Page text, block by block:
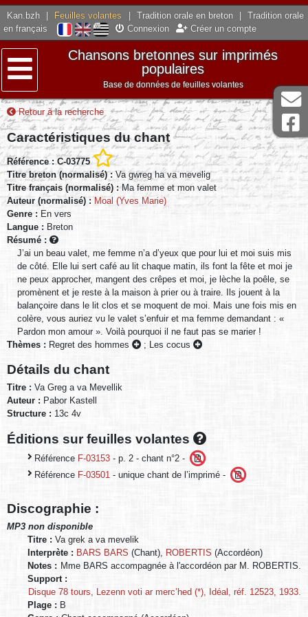
Kan.bzh Feuilles volantes Tradition orale en breton
Tradition orale
en français
Connexion Créer un compte
Menu
Chansons bretonnes sur imprimés
populaires
Base de données de feuilles volantes
Retour à la recherche
Caractéristiques du chant
Référence : C-03775
Titre breton (normalisé) :Va gwreg ha va mevelig
Titre français (normalisé) :Ma femme et mon valet
Auteur (normalisé) : Moal (Yves Marie)
Genre : En vers
Langue : Breton
Résumé :
J’ai un beau valet, me femme n’a d’yeux que pour lui et moi suis mis
de côté. Elle lui sert café au lit chaque matin, ils font la fête et moi je
ne peux approcher, mangent des crêpes et moi, je lèche la poêle, se
promènent et je reste à la maison à prier ou à traire. Ils jouent à la
balançoire dans le lit clos et se moquent de moi. Mais une fois mis en
colère, vous auriez vu le valet s’enfuir et ma femme demandant : «
Pardon mon amour ». Voilà pourquoi il ne faut pas se marier !
Thèmes : Regret des hommes ; Les cocus
Détails du chant
Titre : Va Greg a va Mevellik
Auteur : Pabor Kastell
Structure : 13c 4v
Éditions sur feuilles volantes
Référence F-03153 - p. 2 - chant n°2 -
Référence F-03501 - unique chant de l’imprimé -
Discographie :
MP3 non disponible
Titre : Va grek a va mevelik
Interprète : BARS BARS (Chant), ROBERTIS (Accordéon)
Notes : Mme BARS accompagnée à l'accordéon par M. ROBERTIS.
Support :
Disque 78 tours, Lezenn voti ar merc’hed (*), Idéal, réf. 12523, 1933.
Plage : B